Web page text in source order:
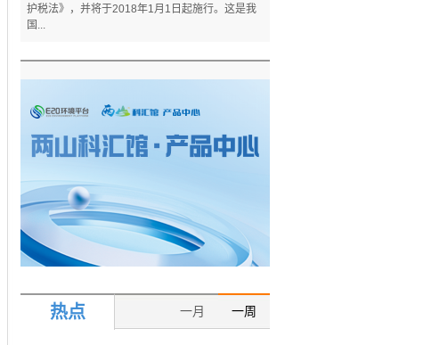
护税法》，并将于2018年1月1日起施行。这是我
国...
热点 一周
一月